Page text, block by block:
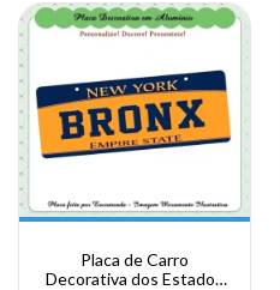
Placa de Carro
Decorativa dos Estados